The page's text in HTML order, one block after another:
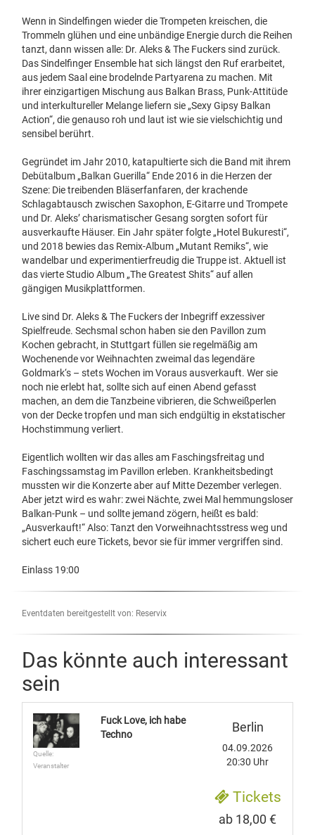
Wenn in Sindelfingen wieder die Trompeten kreischen, die
Trommeln glühen und eine unbändige Energie durch die Reihen
tanzt, dann wissen alle: Dr. Aleks & The Fuckers sind zurück.
Das Sindelfinger Ensemble hat sich längst den Ruf erarbeitet,
aus jedem Saal eine brodelnde Partyarena zu machen. Mit
ihrer einzigartigen Mischung aus Balkan Brass, Punk-Attitüde
und interkultureller Melange liefern sie „Sexy Gipsy Balkan
Action“, die genauso roh und laut ist wie sie vielschichtig und
sensibel berührt.
Gegründet im Jahr 2010, katapultierte sich die Band mit ihrem
Debütalbum „Balkan Guerilla“ Ende 2016 in die Herzen der
Szene: Die treibenden Bläserfanfaren, der krachende
Schlagabtausch zwischen Saxophon, E-Gitarre und Trompete
und Dr. Aleks’ charismatischer Gesang sorgten sofort für
ausverkaufte Häuser. Ein Jahr später folgte „Hotel Bukuresti“,
und 2018 bewies das Remix-Album „Mutant Remiks“, wie
wandelbar und experimentierfreudig die Truppe ist. Aktuell ist
das vierte Studio Album „The Greatest Shits“ auf allen
gängigen Musikplattformen.
Live sind Dr. Aleks & The Fuckers der Inbegriff exzessiver
Spielfreude. Sechsmal schon haben sie den Pavillon zum
Kochen gebracht, in Stuttgart füllen sie regelmäßig am
Wochenende vor Weihnachten zweimal das legendäre
Goldmark‘s – stets Wochen im Voraus ausverkauft. Wer sie
noch nie erlebt hat, sollte sich auf einen Abend gefasst
machen, an dem die Tanzbeine vibrieren, die Schweißperlen
von der Decke tropfen und man sich endgültig in ekstatischer
Hochstimmung verliert.
Eigentlich wollten wir das alles am Faschingsfreitag und
Faschingssamstag im Pavillon erleben. Krankheitsbedingt
mussten wir die Konzerte aber auf Mitte Dezember verlegen.
Aber jetzt wird es wahr: zwei Nächte, zwei Mal hemmungsloser
Balkan-Punk – und sollte jemand zögern, heißt es bald:
„Ausverkauft!“ Also: Tanzt den Vorweihnachtsstress weg und
sichert euch eure Tickets, bevor sie für immer vergriffen sind.
Einlass 19:00
Eventdaten bereitgestellt von: Reservix
Das könnte auch interessant
sein
Quelle:
Veranstalter
Fuck Love, ich habe
Techno
Berlin
04.09.2026
20:30 Uhr
Tickets
ab 18,00 €